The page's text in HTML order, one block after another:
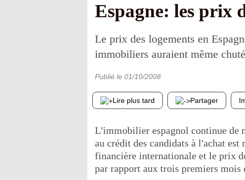
Espagne: les prix
Le prix des logements en
immobiliers auraient même
Publié le 01/10/2008
Lire plus tard Partager
L'immobilier espagnol continue de
au crédit des candidats à l'achat
financière internationale et le prix
par rapport aux trois premiers mois